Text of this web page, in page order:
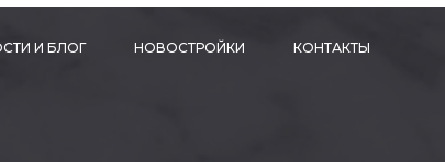
И БЛОГ НОВОСТРОЙКИ КОНТАКТЫ